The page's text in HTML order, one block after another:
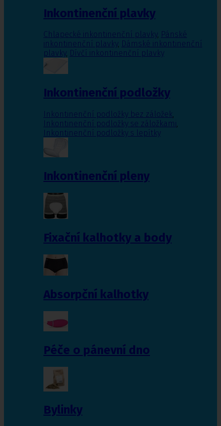
Inkontinenční plavky
Chlapecké inkontinenční plavky, Pánské
inkontinenční plavky, Dámské inkontinenční
plavky, Dívčí inkontinenční plavky
Inkontinenční podložky
Inkontinenční podložky bez záložek,
Inkontinenční podložky se záložkami,
Inkontinenční podložky s lepítky
Inkontinenční pleny
Fixační kalhotky a body
Absorpční kalhotky
Péče o pánevní dno
Bylinky